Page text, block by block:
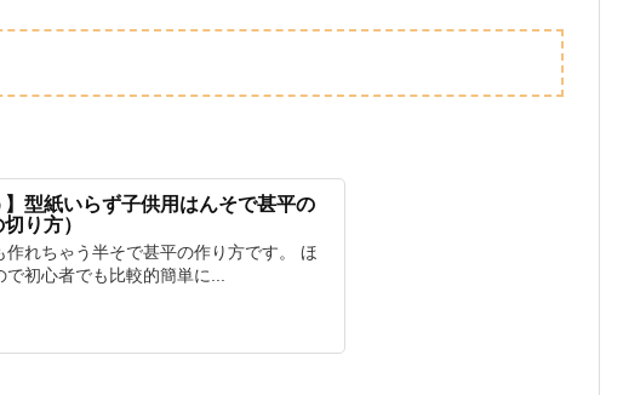
】型紙いらず子供用はんそで甚平の
り方）
作れちゃう半そで甚平の作り方です。 ほ
で初心者でも比較的簡単に...